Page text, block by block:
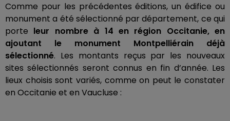
Comme pour les précédentes éditions, un édifice ou
monument a été sélectionné par département, ce qui
porte leur nombre à 14 en région Occitanie, en
ajoutant le monument Montpelliérain déjà
sélectionné. Les montants reçus par les nouveaux
sites sélectionnés seront connus en fin d’année. Les
lieux choisis sont variés, comme on peut le constater
en Occitanie et en Vaucluse :